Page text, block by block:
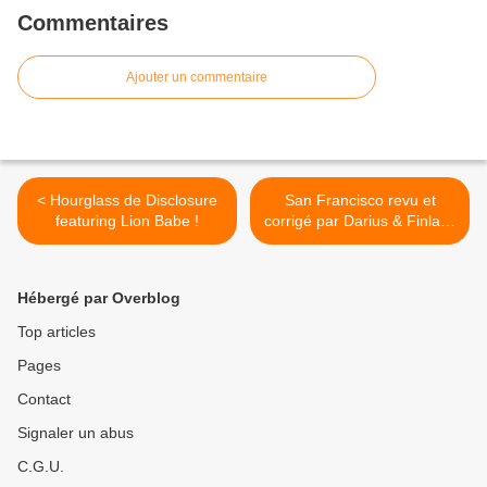
Commentaires
Ajouter un commentaire
< Hourglass de Disclosure
featuring Lion Babe !
San Francisco revu et
corrigé par Darius & Finlay !
>
Hébergé par Overblog
Top articles
Pages
Contact
Signaler un abus
C.G.U.